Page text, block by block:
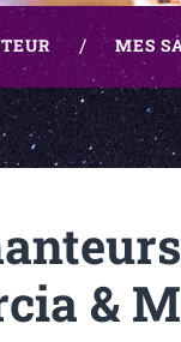
MES
&